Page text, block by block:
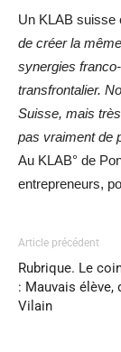
Un KLAB suisse
de créer la
synergies
transfrontalier.
Suisse, mais
pas vraiment de
Au KLAB° de
entrepreneurs,
Article précédent
Rubrique. Le
: Mauvais élève,
Vilain